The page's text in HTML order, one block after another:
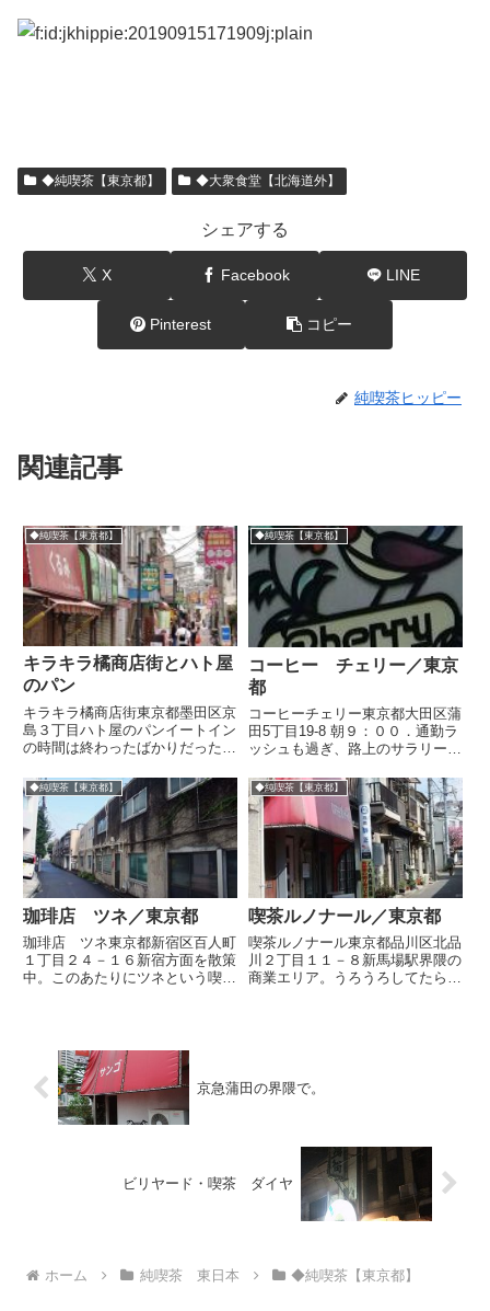
◆純喫茶【東京都】 ◆大衆食堂【北海道外】
シェアする
X Facebook LINE
Pinterest コピー
純喫茶ヒッピー
関連記事
◆純喫茶【東京都】
キラキラ橘商店街とハト屋
のパン
キラキラ橘商店街東京都墨田区京
島３丁目ハト屋のパンイートイン
の時間は終わったばかりだったの
た。のらくろ50BAN喫茶なな
◆純喫茶【東京都】
コーヒー チェリー／東京
都
コーヒーチェリー東京都大田区蒲
田5丁目19-8 朝９：００．通勤ラ
ッシュも過ぎ、路上のサラリーマ
ういろいろな特徴のある建物で、
チェリーという喫茶があった。頭
の中をスピッツのヒット曲「チェ
リー」が駆け巡る。看板が...
◆純喫茶【東京都】
珈琲店 ツネ／東京都
珈琲店 ツネ東京都新宿区百人町
１丁目２４－１６新宿方面を散策
中。このあたりにツネという喫茶
中♪マスターの常夫さんは30歳の
とき48年前の1971年にこ...
◆純喫茶【東京都】
喫茶ルノナール／東京都
喫茶ルノナール東京都品川区北品
川２丁目１１－８新馬場駅界隈の
商業エリア。うろうろしてたら
中...
京急蒲田の界隈で。
ビリヤード・喫茶 ダイヤ
ホーム 純喫茶 東日本 ◆純喫茶【東京都】